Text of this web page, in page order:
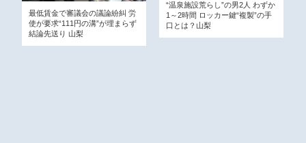
“温泉施設荒らし”の男2人 わずか
1～2時間 ロッカー鍵“複製”の手
口とは？山梨
最低賃金で審議会の議論紛糾 労
使が要求“111円の溝”が埋まらず
結論先送り 山梨